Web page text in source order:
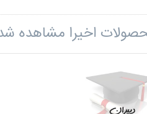
اخیرا مشاهده